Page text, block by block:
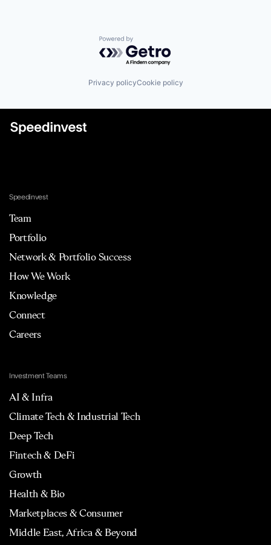
Powered by Getro.com
Privacy policyCookie policy
Speedinvest
Team
Portfolio
Network & Portfolio Success
How We Work
Knowledge
Connect
Careers
Investment Teams
AI & Infra
Climate Tech & Industrial Tech
Deep Tech
Fintech & DeFi
Growth
Health & Bio
Marketplaces & Consumer
Middle East, Africa & Beyond